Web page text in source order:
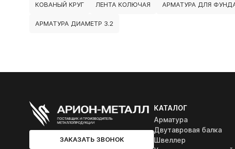
КОВАНЫЙ КРУГ ЛЕНТА КОЛЮЧАЯ АРМАТУРА ДЛЯ
АРМАТУРА ДИАМЕТР 3.2
ЗАКАЗАТЬ ЗВОНОК
КАТАЛОГ
Арматура
Двутавровая балка
Швеллер